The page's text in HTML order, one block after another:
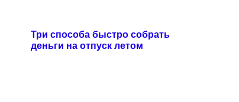
Три способа быстро собрать
деньги на отпуск летом